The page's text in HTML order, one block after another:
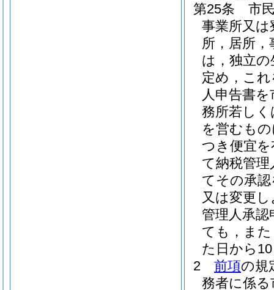
第25条
市
事業所又
所，居所
は，独立
定め，こ
人申告書
務所若し
を営むも
つき便宜
て納税管
てその承
又は変更
管理人承
ても，ま
た日から
2
前項の規
務者に係